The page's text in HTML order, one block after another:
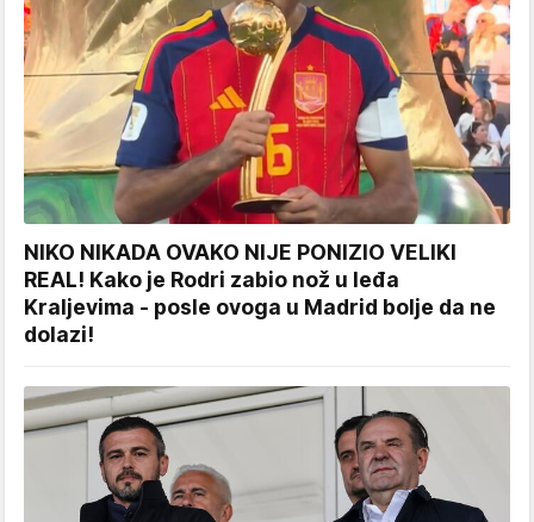
NIKO NIKADA OVAKO NIJE PONIZIO VELIKI
REAL! Kako je Rodri zabio nož u leđa
Kraljevima - posle ovoga u Madrid bolje da ne
dolazi!